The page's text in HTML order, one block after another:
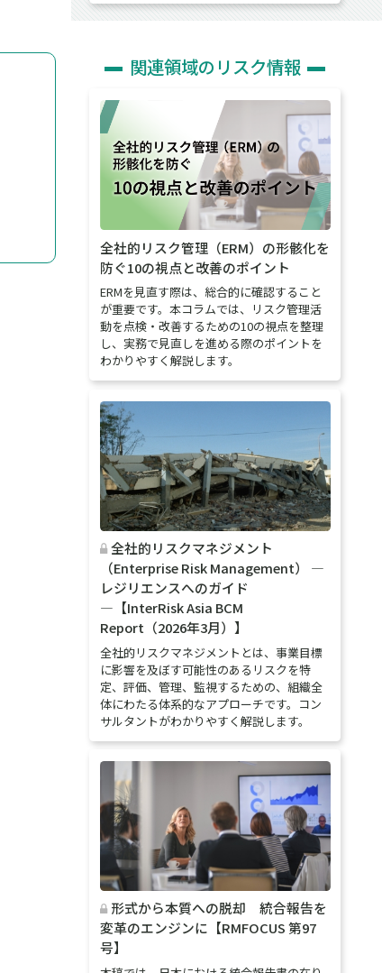
関連領域のリスク情報
全社的リスク管理（ERM）の形骸化を
防ぐ10の視点と改善のポイント
ERMを見直す際は、総合的に確認すること
が重要です。本コラムでは、リスク管理活
動を点検・改善するための10の視点を整理
し、実務で見直しを進める際のポイントを
わかりやすく解説します。
全社的リスクマネジメント
（Enterprise Risk Management） ―
レジリエンスへのガイド
―【InterRisk Asia BCM
Report（2026年3月）】
全社的リスクマネジメントとは、事業目標
に影響を及ぼす可能性のあるリスクを特
定、評価、管理、監視するための、組織全
体にわたる体系的なアプローチです。コン
サルタントがわかりやすく解説します。
形式から本質への脱却 統合報告を
変革のエンジンに【RMFOCUS 第97
号】